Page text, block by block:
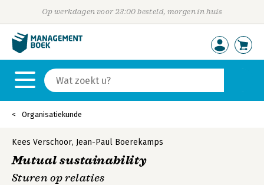
Op werkdagen voor 23:00 besteld, morgen in huis
Organisatiekunde
Kees Verschoor, Jean-Paul Boerekamps
Mutual sustainability
Sturen op relaties